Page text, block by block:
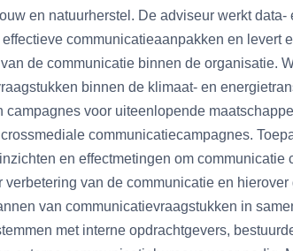
en natuurherstel. De adviseur werkt
communicatieaanpakken en levert
de communicatie binnen de organisatie.
binnen de klimaat- en
campagnes voor uiteenlopende
communicatiecampagnes.
en effectmetingen om communicatie
van de communicatie en
van communicatievraagstukken in
met interne opdrachtgevers,